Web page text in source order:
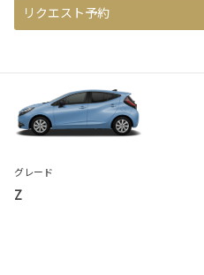
リクエスト予約
グレード
Z